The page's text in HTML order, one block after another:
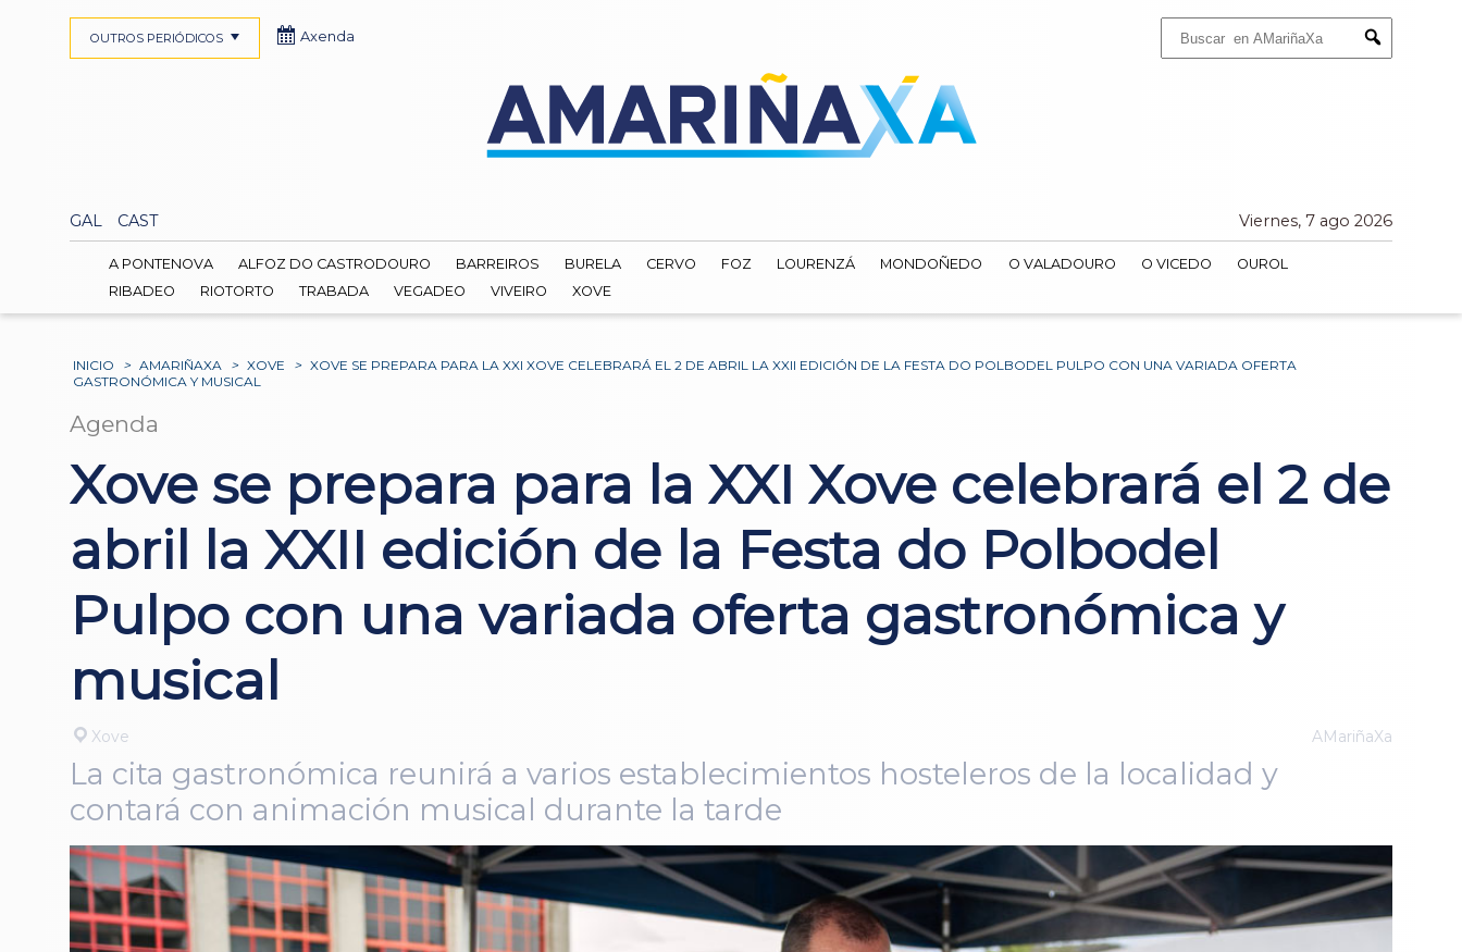
Submit
GAL CAST Viernes, 7 ago 2026
OUTROS PERIÓDICOS Axenda
A PONTENOVA ALFOZ DO CASTRODOURO BARREIROS BURELA CERVO FOZ LOURENZÁ MONDOÑEDO O VALADOURO O VICEDO
OUROL
RIBADEO
RIOTORTO TRABADA VEGADEO VIVEIRO XOVE
INICIO > AMARIÑAXA > XOVE > XOVE SE PREPARA PARA LA XXI XOVE CELEBRARÁ EL 2 DE ABRIL LA XXII EDICIÓN DE LA FESTA DO POLBODEL PULPO CON UNA VARIADA OFERTA
GASTRONÓMICA Y MUSICAL
Agenda
Xove se prepara para la XXI Xove celebrará el 2 de
abril la XXII edición de la Festa do Polbodel
Pulpo con una variada oferta gastronómica y
musical
Xove AMariñaXa
La cita gastronómica reunirá a varios establecimientos hosteleros de la localidad y
contará con animación musical durante la tarde